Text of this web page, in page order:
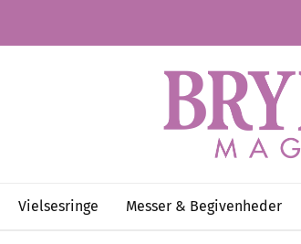
Vielsesringe Messer & Begivenheder